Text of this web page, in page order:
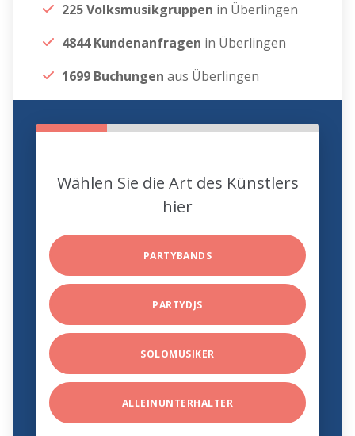
225 Volksmusikgruppen in Überlingen
4844 Kundenanfragen in Überlingen
1699 Buchungen aus Überlingen
Wählen Sie die Art des Künstlers
hier
PARTYBANDS
PARTYDJS
SOLOMUSIKER
ALLEINUNTERHALTER